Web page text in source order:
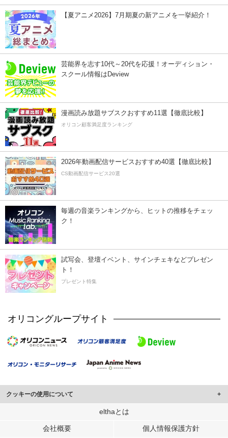
【夏アニメ2026】7月期夏の新アニメを一挙紹介！
芸能界を志す10代～20代を応援！オーディション・
スクール情報はDeview
漫画読み放題サブスクおすすめ11選【徹底比較】
オリコン顧客満足度ランキング
2026年動画配信サービスおすすめ40選【徹底比較】
CS動画配信サービス20選
毎週の音楽ランキングから、ヒットの推移をチェッ
ク！
試写会、登壇イベント、サインチェキなどプレゼン
ト！
プレゼント特集
オリコングループサイト
クッキーの使用について
このサイトでは Cookie を使用して、ユーザーに合わせたコンテンツや広告の
行っています。
elthaとは
会社概要 個人情報保護方針